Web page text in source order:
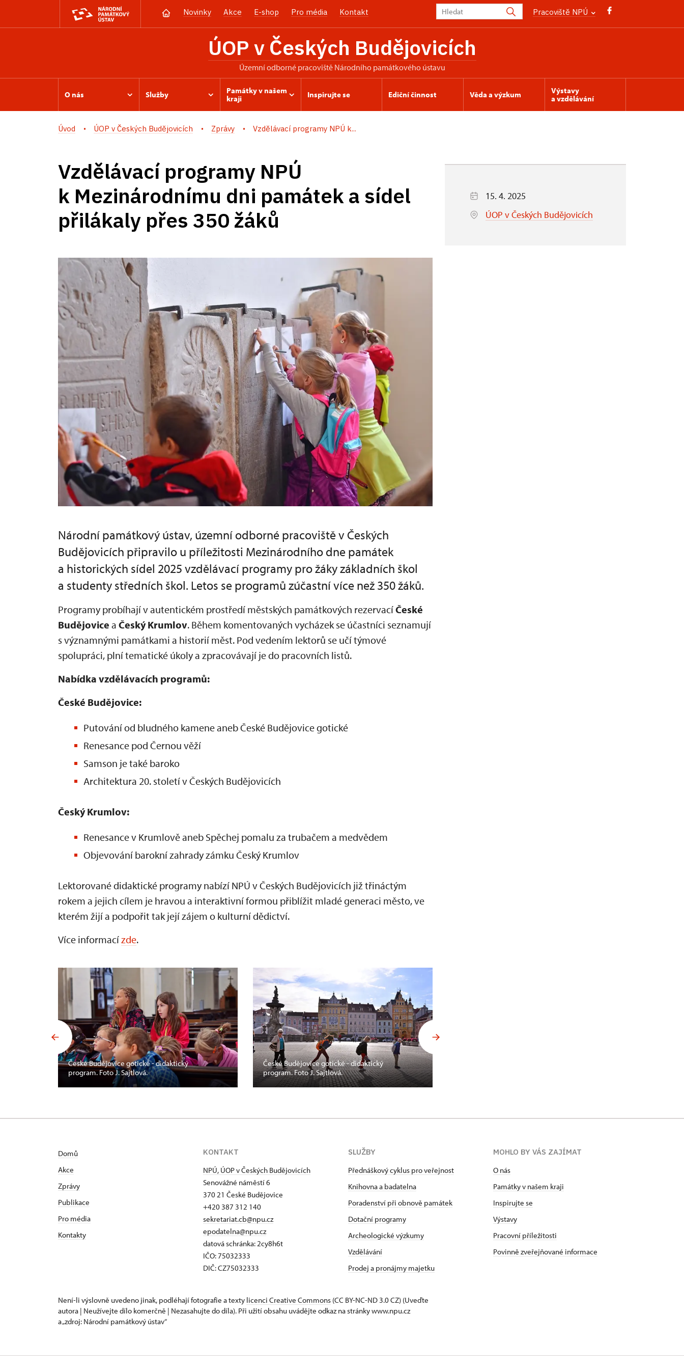
Novinky Akce E-shop Pro média Kontakt Pracoviště NPÚ
ÚOP v Českých Budějovicích
územní odborné pracoviště Národního památkového ústavu
O nás Služby
Památky v našem
kraji
Inspirujte se Ediční činnost Věda a výzkum
Výstavy
a vzdělávání
Úvod ÚOP v Českých Budějovicích Zprávy Vzdělávací programy NPÚ k...
Vzdělávací programy NPÚ
k Mezinárodnímu dni památek a sídel
přilákaly přes 350 žáků​
Národní památkový ústav, územní odborné pracoviště v Českých
Budějovicích připravilo u příležitosti Mezinárodního dne památek
a historických sídel 2025 vzdělávací programy pro žáky základních škol
a studenty středních škol. Letos se programů zúčastní více než 350 žáků.​
Programy probíhají v autentickém prostředí městských památkových rezervacíČeské
Budějovice a Český Krumlov. Během komentovaných vycházek se účastníci seznamují
s významnými památkami a historií měst. Pod vedením lektorů se učí týmové
spolupráci, plní tematické úkoly a zpracovávají je do pracovních listů.
Nabídka vzdělávacích programů:
České Budějovice:​
Putování od bludného kamene aneb České Budějovice gotické
Renesance pod Černou věží​
Samson je také baroko
Architektura 20. století v Českých Budějovicích
Český Krumlov:​
Renesance v Krumlově aneb Spěchej pomalu za trubačem a medvědem​
Objevování barokní zahrady zámku Český Krumlov
Lektorované didaktické programy nabízí NPÚ v Českých Budějovicích již třináctým
rokem a jejich cílem je hravou a interaktivní formou přiblížit mladé generaci město, ve
kterém žijí a podpořit tak její zájem o kulturní dědictví.​
​Více informacízde.
České Budějovice gotické - didaktický
program. Foto J. Sajtlová.
České Budějovice gotické - didaktický
program. Foto J. Sajtlová.
15. 4. 2025
ÚOP v Českých Budějovicích
Domů
Akce
Zprávy
Publikace
Pro média
Kontakty
KONTAKT
NPÚ, ÚOP v Českých Budějovicích
Senovážné náměstí 6
370 21 České Budějovice
+420 387 312 140
sekretariat.cb@npu.cz
epodatelna@npu.cz
datová schránka: 2cy8h6t​
IČO: 75032333
DIČ: CZ75032333
SLUŽBY
Přednáškový cyklus pro veřejnost
Knihovna a badatelna
Poradenství při obnově památek
Dotační programy
Archeologické výzkumy
Vzdělávání
Prodej a pronájmy majetku
MOHLO BY VÁS ZAJÍMAT
O nás
Památky v našem kraji
Inspirujte se
Výstavy
Pracovní příležitosti
Povinně zveřejňované informace
Není-li výslovně uvedeno jinak, podléhají fotografie a texty licenci Creative Commons (CC BY-NC-ND 3.0 CZ) (Uveďte
autora | Neužívejte dílo komerčně | Nezasahujte do díla). Při užití obsahu uvádějte odkaz na stránky www.npu.cz
a „zdroj: Národní památkový ústav“